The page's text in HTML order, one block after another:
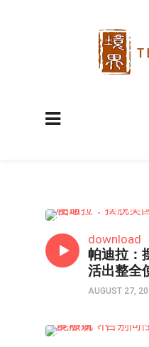
download
帕迪拉：
活出整全
AUGUST 27,